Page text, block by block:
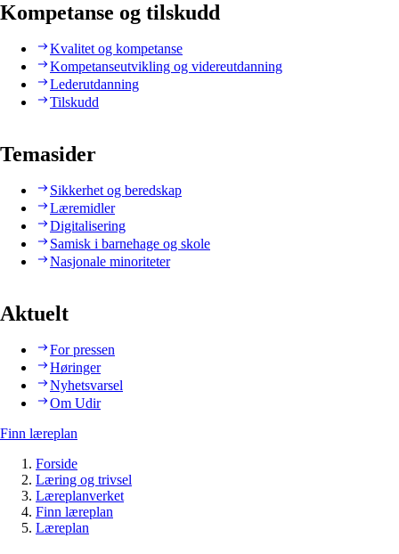
Kompetanse og tilskudd
Kvalitet og kompetanse
Kompetanseutvikling og videreutdanning
Lederutdanning
Tilskudd
Temasider
Sikkerhet og beredskap
Læremidler
Digitalisering
Samisk i barnehage og skole
Nasjonale minoriteter
Aktuelt
For pressen
Høringer
Nyhetsvarsel
Om Udir
Finn læreplan
Forside
Læring og trivsel
Læreplanverket
Finn læreplan
Læreplan